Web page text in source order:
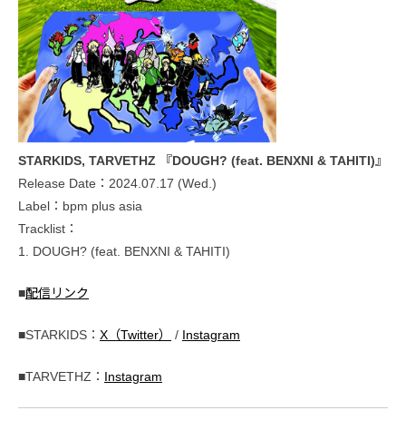
STARKIDS, TARVETHZ 『DOUGH? (feat. BENXNI & TAHITI)』
Release Date：2024.07.17 (Wed.)
Label：bpm plus asia
Tracklist：
1. DOUGH? (feat. BENXNI & TAHITI)
■配信リンク
■STARKIDS： X（Twitter） / Instagram
■TARVETHZ： Instagram